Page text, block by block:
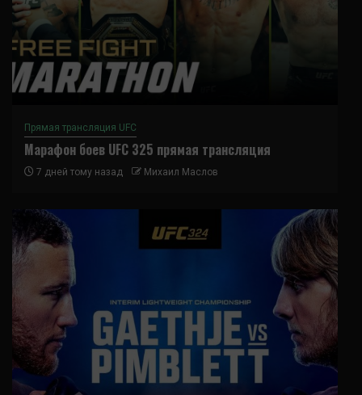
Прямая трансляция UFC
Марафон боев UFC 325 прямая трансляция
7 дней тому назад Михаил Маслов